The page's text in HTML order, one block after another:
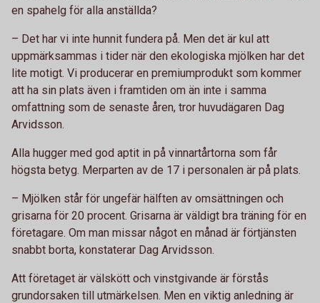
en spahelg för alla anställda?
– Det har vi inte hunnit fundera på. Men det är kul att
uppmärksammas i tider när den ekologiska mjölken har det
lite motigt. Vi producerar en premiumprodukt som kommer
att ha sin plats även i framtiden om än inte i samma
omfattning som de senaste åren, tror huvudägaren Dag
Arvidsson.
Alla hugger med god aptit in på vinnartårtorna som får
högsta betyg. Merparten av de 17 i personalen är på plats.
– Mjölken står för ungefär hälften av omsättningen och
grisarna för 20 procent. Grisarna är väldigt bra träning för en
företagare. Om man missar något en månad är förtjänsten
snabbt borta, konstaterar Dag Arvidsson.
Att företaget är välskött och vinstgivande är förstås
grundorsaken till utmärkelsen. Men en viktig anledning är